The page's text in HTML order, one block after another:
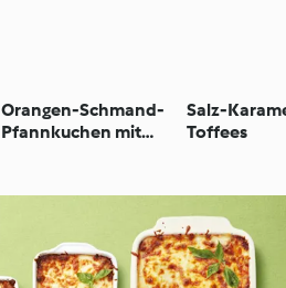
Orangen-Schmand-
Pfannkuchen mit
Salz-
Toffees